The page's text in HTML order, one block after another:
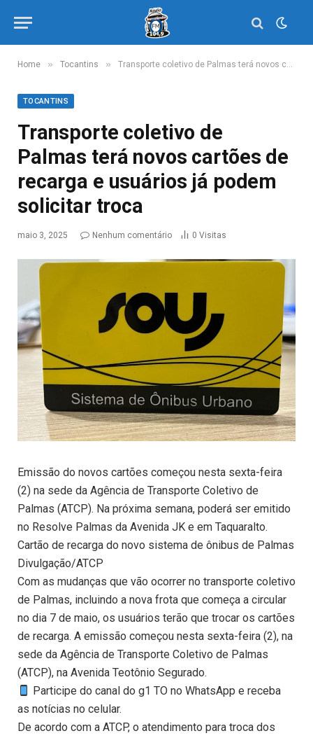
Home » Tocantins » Transporte coletivo de Palmas terá novos cartões de recarga e usuários já podem solicitar troca
TOCANTINS
Transporte coletivo de
Palmas terá novos cartões de
recarga e usuários já podem
solicitar troca
maio 3, 2025 Nenhum comentário 0 Visitas
Emissão do novos cartões começou nesta sexta-feira
(2) na sede da Agência de Transporte Coletivo de
Palmas (ATCP). Na próxima semana, poderá ser emitido
no Resolve Palmas da Avenida JK e em Taquaralto.
Cartão de recarga do novo sistema de ônibus de Palmas
Divulgação/ATCP
Com as mudanças que vão ocorrer no transporte coletivo
de Palmas, incluindo a nova frota que começa a circular
no dia 7 de maio, os usuários terão que trocar os cartões
de recarga. A emissão começou nesta sexta-feira (2), na
sede da Agência de Transporte Coletivo de Palmas
(ATCP), na Avenida Teotônio Segurado.
Participe do canal do g1 TO no WhatsApp e receba
as notícias no celular.
De acordo com a ATCP, o atendimento para troca dos